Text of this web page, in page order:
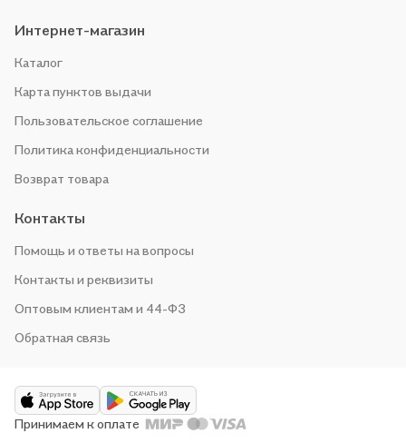
Интернет-магазин
Каталог
Карта пунктов выдачи
Пользовательское соглашение
Политика конфиденциальности
Возврат товара
Контакты
Помощь и ответы на вопросы
Контакты и реквизиты
Оптовым клиентам и 44-ФЗ
Обратная связь
Принимаем к оплате